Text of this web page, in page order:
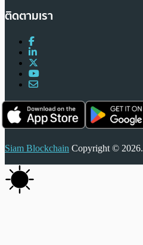
ติดตามเรา
Siam Blockchain Copyright © 2026.